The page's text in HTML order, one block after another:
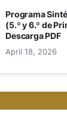
Programa
(5.º y 6.º de
Descarga PDF
April 18, 2026